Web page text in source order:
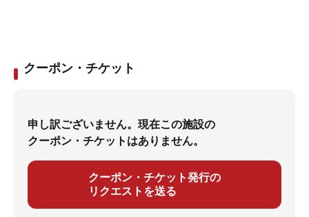
クーポン・チケット
申し訳ございません。現在この施設の
クーポン・チケットはありません。
クーポン・チケット発行の
リクエストを送る